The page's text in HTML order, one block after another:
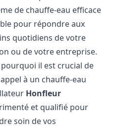
de chauffe-eau efficace
pour répondre aux
quotidiens de votre
ou de votre entreprise.
pourquoi il est crucial de
à un chauffe-eau
Honfleur
et qualifié pour
soin de vos